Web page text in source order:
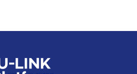
LINK